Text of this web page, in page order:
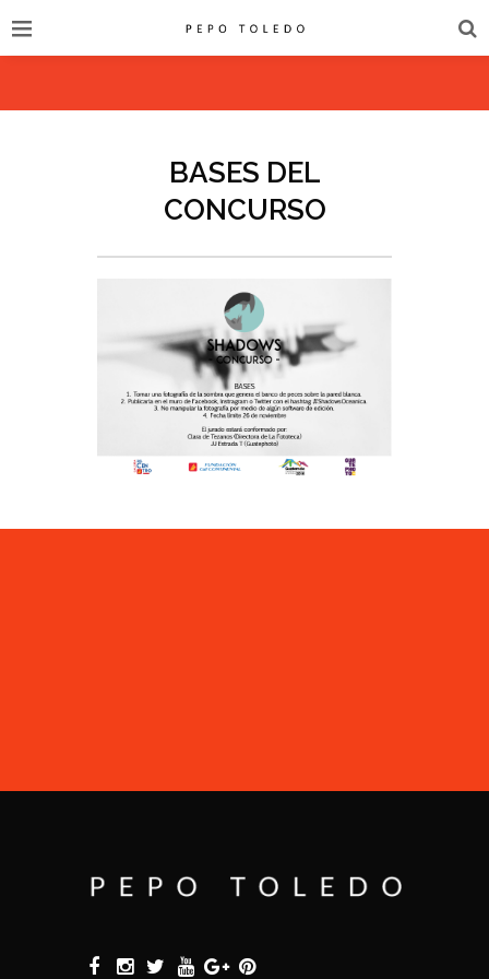
BASES DEL
CONCURSO